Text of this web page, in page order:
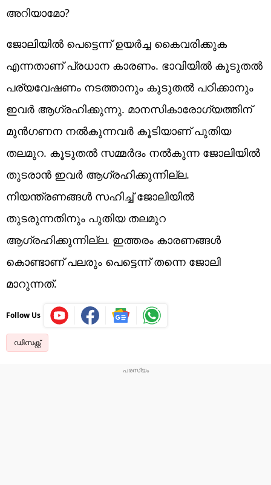
അറിയാമോ?
ജോലിയില്‍ പെട്ടെന്ന് ഉയര്‍ച്ച കൈവരിക്കുക
എന്നതാണ് പ്രധാന കാരണം. ഭാവിയില്‍ കൂടുതല്‍
പര്യവേഷണം നടത്താനും കൂടുതല്‍ പഠിക്കാനും
ഇവര്‍ ആഗ്രഹിക്കുന്നു. മാനസികാരോഗ്യത്തിന്
മുന്‍ഗണന നല്‍കുന്നവര്‍ കൂടിയാണ് പുതിയ
തലമുറ. കൂടുതല്‍ സമ്മര്‍ദം നല്‍കുന്ന ജോലിയില്‍
തുടരാന്‍ ഇവര്‍ ആഗ്രഹിക്കുന്നില്ല.
നിയന്ത്രണങ്ങള്‍ സഹിച്ച് ജോലിയില്‍
തുടരുന്നതിനും പുതിയ തലമുറ
ആഗ്രഹിക്കുന്നില്ല. ഇത്തരം കാരണങ്ങള്‍
കൊണ്ടാണ് പലരും പെട്ടെന്ന് തന്നെ ജോലി
മാറുന്നത്.
Follow Us
ഡിസക്റ്റ്